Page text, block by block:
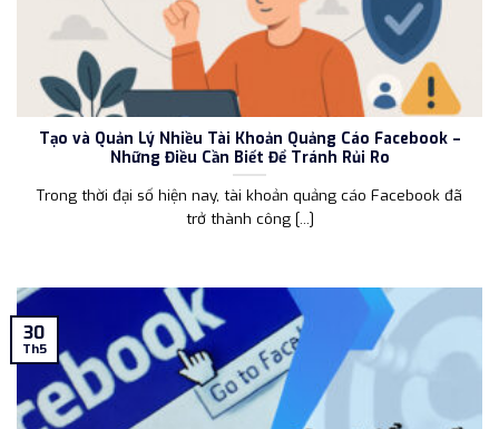
Tạo và Quản Lý Nhiều Tài Khoản Quảng Cáo Facebook –
Những Điều Cần Biết Để Tránh Rủi Ro
Trong thời đại số hiện nay, tài khoản quảng cáo Facebook đã
trở thành công [...]
30
Th5